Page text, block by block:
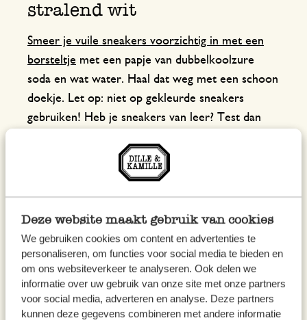
Deze website maakt gebruik van cookies
We gebruiken cookies om content en advertenties te
personaliseren, om functies voor social media te bieden en
om ons websiteverkeer te analyseren. Ook delen we
informatie over uw gebruik van onze site met onze partners
voor social media, adverteren en analyse. Deze partners
kunnen deze gegevens combineren met andere informatie
stralend wit
Smeer je vuile sneakers voorzichtig in met een
borsteltje met een papje van dubbelkoolzure
soda en wat water. Haal dat weg met een schoon
doekje. Let op: niet op gekleurde sneakers
gebruiken! Heb je sneakers van leer? Test dan
niet te hard over het leer met het borsteltje. Er
zit namelijk een laagje witte verf op het leer dat
kan beschadigen. Laat leer na het schoonmaken
altijd heel goed drogen.
10. Houten snijplank
schoonmaken
Zo haal je geurtjes van bijvoorbeeld ui of